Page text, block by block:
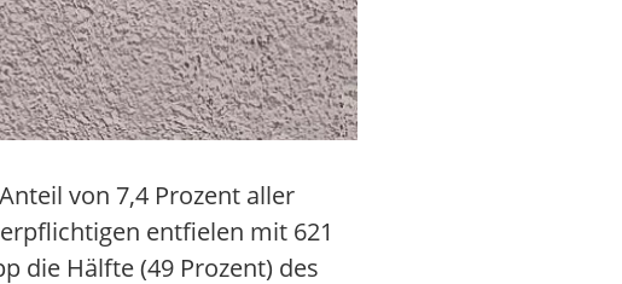
von 7,4 Prozent aller
entfielen mit 621
die Hälfte (49 Prozent) des